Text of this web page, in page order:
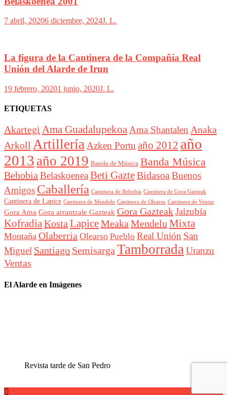
7 abril, 20206 diciembre, 2024J. L.
La figura de la Cantinera de la Compañía Real
Unión del Alarde de Irun
19 febrero, 20201 junio, 2020J. L.
ETIQUETAS
Akartegi Ama GuadalupekoaAma Shantalen Anaka
Arkoll ArtilleríaAzken Portu año 2012 año
2013 año 2019 Banda de Música Banda Música
BehobiaBelaskoeneaBeti GazteBidasoaBuenos
Amigos Caballería Cantinera de Behobia Cantinera de Gora Gazteak
Cantinera de Lapice Cantinera de Mendelu Cantinera de Olearso Cantinera de Ventas
Gora Ama Gora arrantzale Gazteak Gora GazteakJaizubía
KofradiaKostaLapiceMeakaMendeluMixta
Montaña Olaberria Olearso Pueblo Real Unión San
Miguel Santiago SemisargaTamborradaUranzu
Ventas
El Alarde en Imágenes
Revista tarde de San Pedro